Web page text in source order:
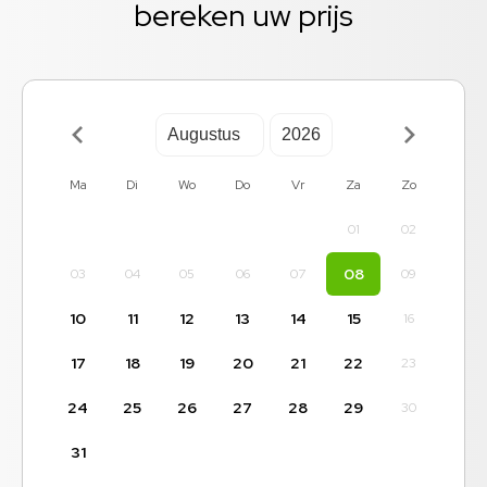
bereken uw prijs
Ma Di Wo Do Vr Za Zo
01 02
03 04 05 06 07 08 09
10 11 12 13 14 15 16
17 18 19 20 21 22 23
24 25 26 27 28 29 30
31